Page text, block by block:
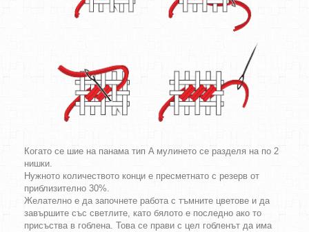
Когато се шие на панама тип A мулинето се разделя на по 2
нишки.
Нужното количеството конци е пресметнато с резерв от
приблизително 30%.
Желателно е да започнете работа с тъмните цветове и да
завършите със светлите, като бялото е последно ако то
присъства в гоблена. Това се прави с цел гобленът да има